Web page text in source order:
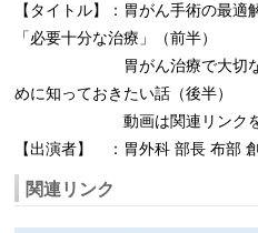
【タイトル】：胃がん手術の最
「必要十分な治療」（前半）
胃がん治療で大切なこと
めに知っておきたい話（後半）
動画は関連リンクをご
【出演者】 ：胃外科 部長 布部
関連リンク